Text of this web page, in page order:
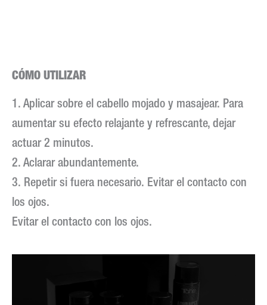
CÓMO UTILIZAR
1. Aplicar sobre el cabello mojado y masajear. Para
aumentar su efecto relajante y refrescante, dejar
actuar 2 minutos.
2. Aclarar abundantemente.
3. Repetir si fuera necesario. Evitar el contacto con
los ojos.
Evitar el contacto con los ojos.